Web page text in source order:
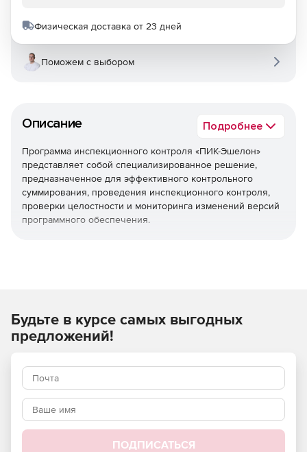
Описание Подробнее
Программа инспекционного контроля «ПИК-Эшелон»
представляет собой специализированное решение,
предназначенное для эффективного контрольного
суммирования, проведения инспекционного контроля,
проверки целостности и мониторинга изменений версий
программного обеспечения.
электронных вычислительных машин и баз данных.
Используйте «ПИК-Эшелон» для организаций,
информационной безопасности и защите данных.
Основные функции программы
Контрольное суммирование
Физическая доставка от 23 дней
Поможем с выбором
Будьте в курсе самых выгодных
предложений!
ПОДПИСАТЬСЯ